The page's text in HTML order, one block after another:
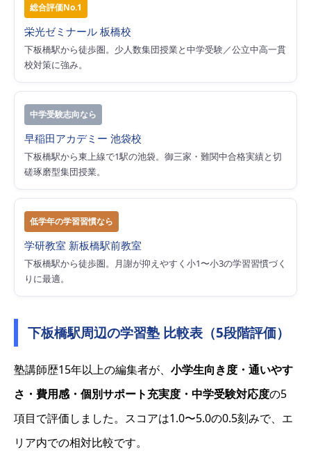
総合評価No.1
栄光ゼミナール 板橋校
下板橋駅から徒歩圏。少人数集団授業と中学受験／公立中高一貫
校対策に強み。
中学受験志向なら
早稲田アカデミー 池袋校
下板橋駅から東上線で1駅の池袋。御三家・難関中合格実績と切
磋琢磨型集団授業。
低学年の学習習慣なら
学研教室 新板橋駅前教室
下板橋駅から徒歩圏。月謝が抑えやすく小1〜小3の学習習慣づく
りに最適。
下板橋駅周辺の学習塾 比較表（5段階評価）
塾講師歴15年以上の編集者が、 小学生向き度・通いやす
さ・費用感・個別サポート充実度・中学受験対応度の5
項目で評価しました。スコアは1.0〜5.0の0.5刻みで、エ
リア内での相対比較です。